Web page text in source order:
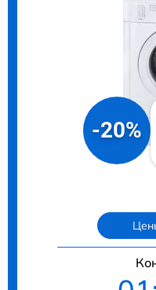
-20%